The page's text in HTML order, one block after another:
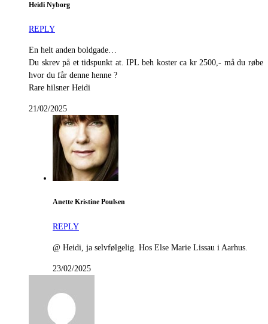
Heidi Nyborg
REPLY
En helt anden boldgade…
Du skrev på et tidspunkt at. IPL beh koster ca kr 2500,- må du røbe
hvor du får denne henne ?
Rare hilsner Heidi
21/02/2025
Anette Kristine Poulsen
REPLY
@ Heidi, ja selvfølgelig. Hos Else Marie Lissau i Aarhus.
23/02/2025